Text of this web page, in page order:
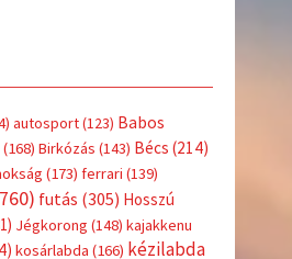
autosport(123) Babos
(168) Birkózás (143) Bécs (214)
(173) ferrari (139)
futás (305) Hosszú
Jégkorong (148) kajakkenu
kosárlabda (166) kézilabda